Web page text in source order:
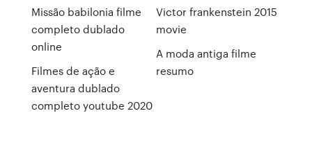
Missão babilonia filme
completo dublado
online
Filmes de ação e
aventura dublado
completo youtube 2020
Victor frankenstein 2015
movie
A moda antiga filme
resumo